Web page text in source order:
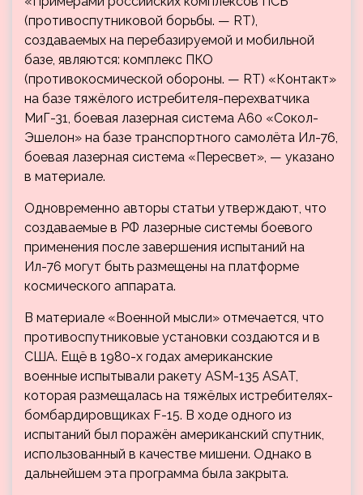
(противоспутниковой борьбы. — RT),
создаваемых на перебазируемой и мобильной
базе, являются: комплекс ПКО
(противокосмической обороны. — RT) «Контакт»
на базе тяжёлого истребителя-перехватчика
МиГ-31, боевая лазерная система А60 «Сокол-
Эшелон» на базе транспортного самолёта Ил-76,
боевая лазерная система «Пересвет», — указано
в материале.
Одновременно авторы статьи утверждают, что
создаваемые в РФ лазерные системы боевого
применения после завершения испытаний на
Ил-76 могут быть размещены на платформе
космического аппарата.
В материале «Военной мысли» отмечается, что
противоспутниковые установки создаются и в
США. Ещё в 1980-х годах американские
военные испытывали ракету ASM-135 ASAT,
которая размещалась на тяжёлых истребителях-
бомбардировщиках F-15. В ходе одного из
испытаний был поражён американский спутник,
использованный в качестве мишени. Однако в
дальнейшем эта программа была закрыта.